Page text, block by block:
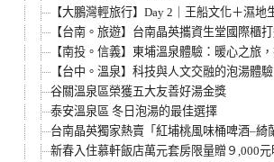
【大鵬灣輕旅行】Day 2｜王船文化＋濕
【台南。旅遊】台南晶英攜資生堂國際櫃
【南投。信義】東埔溫泉體驗：暖心之旅
【台中。溫泉】科技與人文交融的泡湯體
谷關溫泉區榮獲五大友善好湯金獎
泰安溫泉區 冬日泡湯的最佳選擇
台南晶英獨家熱賣「紅埔桃風味桶啤酒–綺
新春入住慕軒飯店萬元套房限量贈９,000